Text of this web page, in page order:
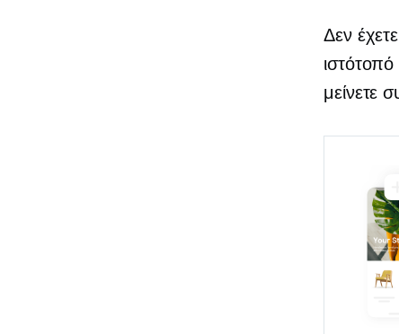
Δεν
μείνετε